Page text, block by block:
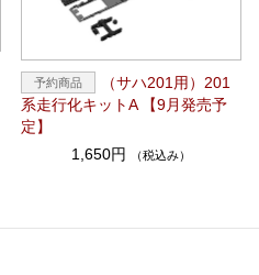
（サハ201用）201
系走行化キットA 【9月発売予
定】
1,650円
（税込み）